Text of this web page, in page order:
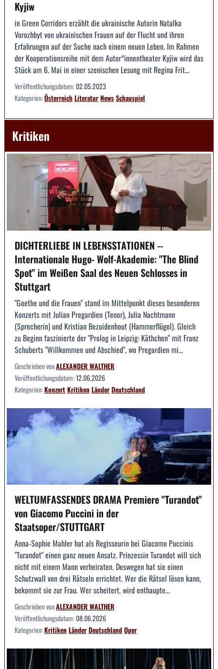
Kyjiw
in Green Corridors erzählt die ukrainische Autorin Natalka
Vorozhbyt von ukrainischen Frauen auf der Flucht und ihren
Erfahrungen auf der Suche nach einem neuen Leben. Im Rahmen
der Kooperationsreihe mit dem Autor*innentheater Kyjiw wird das
Stück am 6. Mai in einer szenischen Lesung mit Regina Frit...
Veröffentlichungsdatum:02.05.2023
Kategorien:ÖsterreichLiteraturNewsSchauspiel
Kritiken
DICHTERLIEBE IN LEBENSSTATIONEN --
Internationale Hugo- Wolf-Akademie: "The Blind
Spot" im Weißen Saal des Neuen Schlosses in
Stuttgart
"Goethe und die Frauen" stand im Mittelpunkt dieses besonderen
Konzerts mit Julian Pregardien (Tenor), Julia Nachtmann
(Sprecherin) und Kristian Bezuidenhout (Hammerflügel). Gleich
zu Beginn faszinierte der "Prolog in Leipzig: Käthchen" mit Franz
Schuberts "Willkommen und Abschied", wo Pregardien mi...
Geschrieben vonALEXANDER WALTHER
Veröffentlichungsdatum:12.06.2026
Kategorien:KonzertKritikenLänderDeutschland
WELTUMFASSENDES DRAMA Premiere "Turandot"
von Giacomo Puccini in der
Staatsoper/STUTTGART
Anna-Sophie Mahler hat als Regisseurin bei Giacomo Puccinis
"Turandot" einen ganz neuen Ansatz. Prinzessin Turandot will sich
nicht mit einem Mann verheiraten. Deswegen hat sie einen
Schutzwall von drei Rätseln errichtet. Wer die Rätsel lösen kann,
bekommt sie zur Frau. Wer scheitert, wird enthaupte...
Geschrieben vonALEXANDER WALTHER
Veröffentlichungsdatum:08.06.2026
Kategorien:KritikenLänderDeutschlandOper